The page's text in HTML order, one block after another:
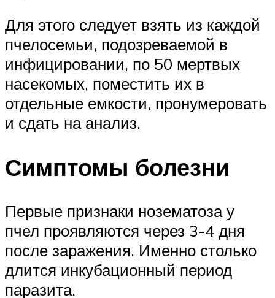
Для этого следует взять из каждой
пчелосемьи, подозреваемой в
инфицировании, по 50 мертвых
насекомых, поместить их в
отдельные емкости, пронумеровать
и сдать на анализ.
Симптомы болезни
Первые признаки нозематоза у
пчел проявляются через 3-4 дня
после заражения. Именно столько
длится инкубационный период
паразита.